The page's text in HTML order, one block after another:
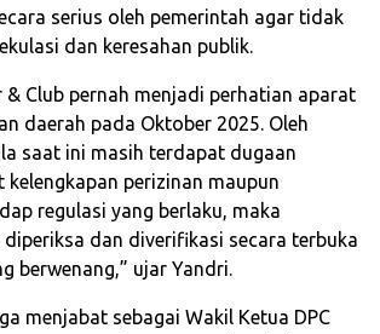
serius oleh pemerintah agar tidak
dan keresahan publik.
& Club pernah menjadi perhatian aparat
daerah pada Oktober 2025. Oleh
saat ini masih terdapat dugaan
kelengkapan perizinan maupun
regulasi yang berlaku, maka
diperiksa dan diverifikasi secara terbuka
berwenang,” ujar Yandri.
menjabat sebagai Wakil Ketua DPC